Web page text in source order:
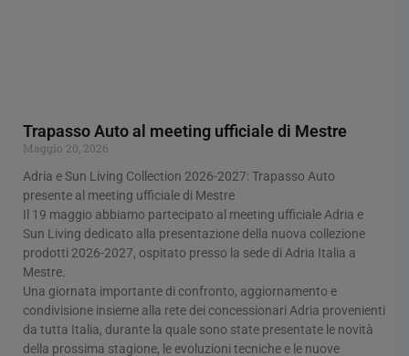
Trapasso Auto al meeting ufficiale di Mestre
Maggio 20, 2026
Adria e Sun Living Collection 2026-2027: Trapasso Auto
presente al meeting ufficiale di Mestre
Il 19 maggio abbiamo partecipato al meeting ufficiale Adria e
Sun Living dedicato alla presentazione della nuova collezione
prodotti 2026-2027, ospitato presso la sede di Adria Italia a
Mestre.
Una giornata importante di confronto, aggiornamento e
condivisione insieme alla rete dei concessionari Adria provenienti
da tutta Italia, durante la quale sono state presentate le novità
della prossima stagione, le evoluzioni tecniche e le nuove